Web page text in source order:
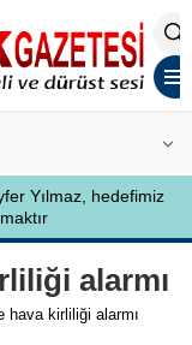
Kardeş Sancar’a
alarmı
hava kirliliği alarmı